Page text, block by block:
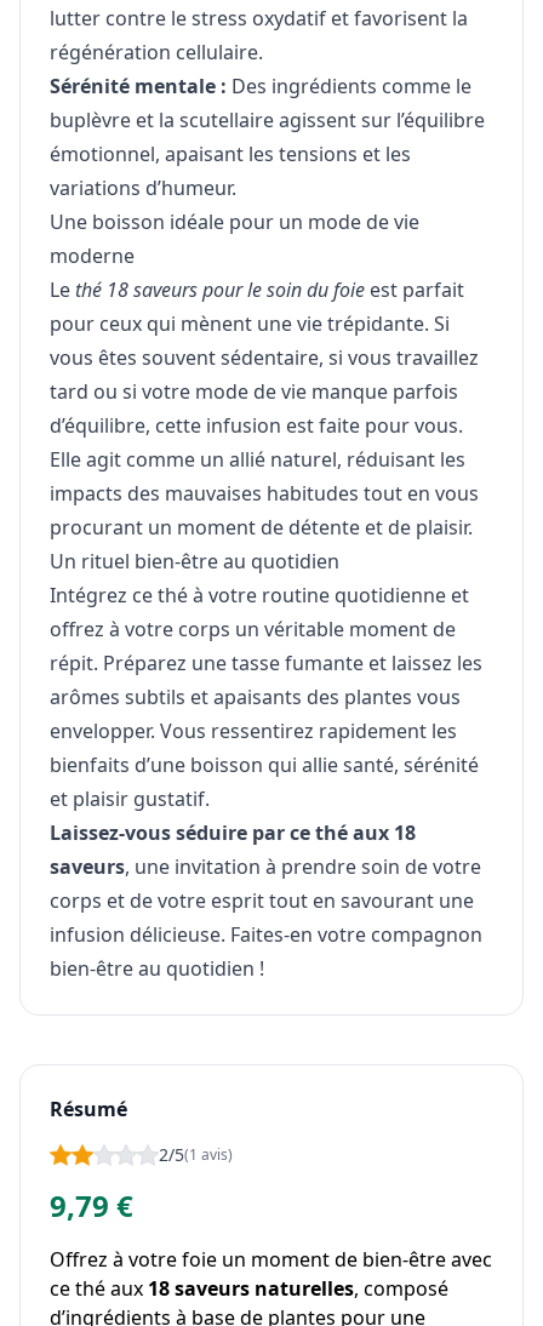
lutter contre le stress oxydatif et favorisent la
régénération cellulaire.
Sérénité mentale : Des ingrédients comme le
buplèvre et la scutellaire agissent sur l’équilibre
émotionnel, apaisant les tensions et les
variations d’humeur.
Une boisson idéale pour un mode de vie
moderne
Le thé 18 saveurs pour le soin du foie est parfait
pour ceux qui mènent une vie trépidante. Si
vous êtes souvent sédentaire, si vous travaillez
tard ou si votre mode de vie manque parfois
d’équilibre, cette infusion est faite pour vous.
Elle agit comme un allié naturel, réduisant les
impacts des mauvaises habitudes tout en vous
procurant un moment de détente et de plaisir.
Un rituel bien-être au quotidien
Intégrez ce thé à votre routine quotidienne et
offrez à votre corps un véritable moment de
répit. Préparez une tasse fumante et laissez les
arômes subtils et apaisants des plantes vous
envelopper. Vous ressentirez rapidement les
bienfaits d’une boisson qui allie santé, sérénité
et plaisir gustatif.
Laissez-vous séduire par ce thé aux 18
saveurs, une invitation à prendre soin de votre
corps et de votre esprit tout en savourant une
infusion délicieuse. Faites-en votre compagnon
bien-être au quotidien !
Résumé
2/5(1 avis)
9,79 €
Offrez à votre foie un moment de bien-être avec
ce thé aux 18 saveurs naturelles, composé
d’ingrédients à base de plantes pour une